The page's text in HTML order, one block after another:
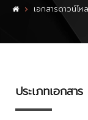
เอกสารดาวน์โ
ประเภทเอกสาร